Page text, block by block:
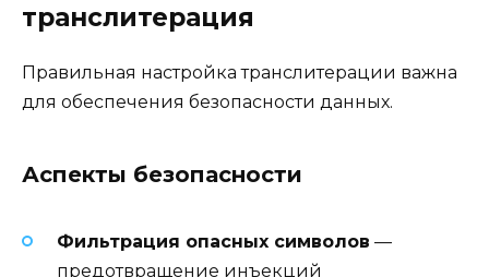
транслитерация
Правильная настройка транслитерации важна
для обеспечения безопасности данных.
Аспекты безопасности
Фильтрация опасных символов —
предотвращение инъекций